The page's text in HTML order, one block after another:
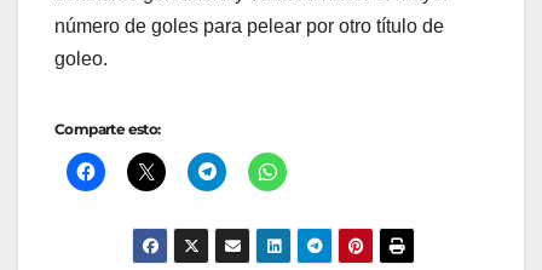
número de goles para pelear por otro título de
goleo.
Comparte esto: